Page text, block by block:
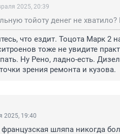
2025, 20:39
что ездит. Тоцота Марк 2
тоже не увидите
Ну Рено, ладно-есть.
зрения ремонта и кузова.
2025, 19:40
шляпа никогда